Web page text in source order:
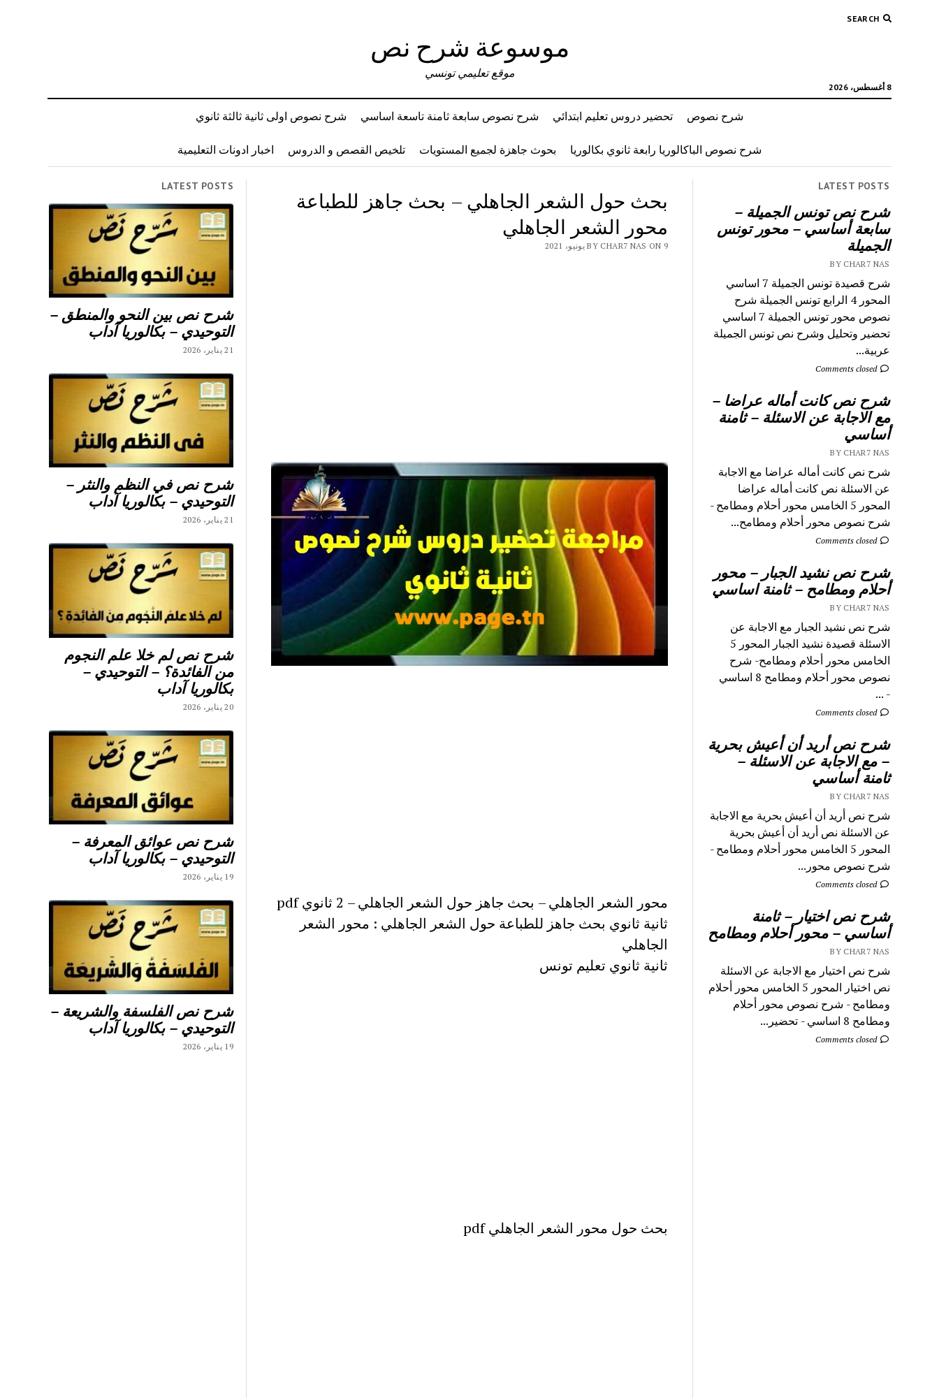
SEARCH
موسوعة شرح نص
8 أغسطس، 2026
موقع تعليمي تونسي
شرح نصوص تحضير دروس تعليم ابتدائي شرح نصوص سابعة ثامنة تاسعة اساسي شرح نصوص اولى ثانية ثالثة ثانوي
شرح نصوص الباكالوريا رابعة ثانوي بكالوريا بحوث جاهزة لجميع المستويات تلخيص القصص و الدروس اخبار ادونات التعليمية
LATEST POSTS
شرح نص تونس الجميلة –
سابعة أساسي – محور تونس
الجميلة
BY CHAR7 NAS
شرح قصيدة تونس الجميلة 7 اساسي
المحور 4 الرابع تونس الجميلة شرح
نصوص محور تونس الجميلة 7 اساسي
تحضير وتحليل وشرح نص تونس الجميلة
عربية...
Comments closed
شرح نص كانت أماله عراضا –
مع الاجابة عن الاسئلة – ثامنة
أساسي
BY CHAR7 NAS
شرح نص كانت أماله عراضا مع الاجابة
عن الاسئلة نص كانت أماله عراضا
المحور 5 الخامس محور أحلام ومطامح -
شرح نصوص محور أحلام ومطامح...
Comments closed
شرح نص نشيد الجبار – محور
أحلام ومطامح – ثامنة اساسي
BY CHAR7 NAS
شرح نص نشيد الجبار مع الاجابة عن
الاسئلة قصيدة نشيد الجبار المحور 5
الخامس محور أحلام ومطامح- شرح
نصوص محور أحلام ومطامح 8 اساسي
- ...
Comments closed
شرح نص أريد أن أعيش بحرية
– مع الاجابة عن الاسئلة –
ثامنة أساسي
BY CHAR7 NAS
شرح نص أريد أن أعيش بحرية مع الاجابة
عن الاسئلة نص أريد أن أعيش بحرية
المحور 5 الخامس محور أحلام ومطامح -
شرح نصوص محور...
Comments closed
شرح نص اختيار – ثامنة
أساسي – محور أحلام ومطامح
BY CHAR7 NAS
شرح نص اختيار مع الاجابة عن الاسئلة
نص اختيار المحور 5 الخامس محور أحلام
ومطامح - شرح نصوص محور أحلام
ومطامح 8 اساسي - تحضير...
Comments closed
بحث حول الشعر الجاهلي – بحث جاهز للطباعة
محور الشعر الجاهلي
BY CHAR7 NAS ON 9 يونيو، 2021
محور الشعر الجاهلي – بحث جاهز حول الشعر الجاهلي – 2 ثانوي pdf
ثانية ثانوي بحث جاهز للطباعة حول الشعر الجاهلي : محور الشعر
الجاهلي
ثانية ثانوي تعليم تونس
بحث حول محور الشعر الجاهلي pdf
LATEST POSTS
شرح نص بين النحو والمنطق –
التوحيدي – بكالوريا آداب
21 يناير، 2026
شرح نص في النظم والنثر –
التوحيدي – بكالوريا آداب
21 يناير، 2026
شرح نص لم خلا علم النجوم
من الفائدة؟ – التوحيدي –
بكالوريا آداب
20 يناير، 2026
شرح نص عوائق المعرفة –
التوحيدي – بكالوريا آداب
19 يناير، 2026
شرح نص الفلسفة والشريعة –
التوحيدي – بكالوريا آداب
19 يناير، 2026